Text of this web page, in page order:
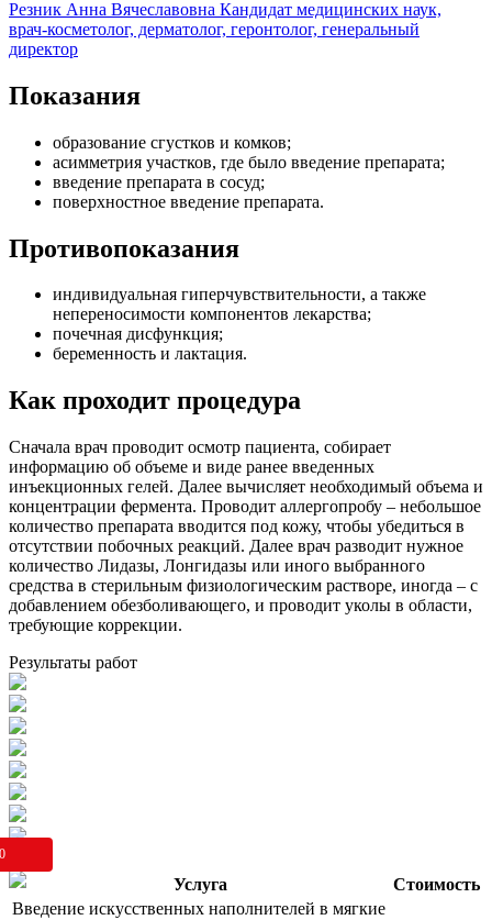
Резник Анна Вячеславовна Кандидат медицинских наук,
врач-косметолог, дерматолог, геронтолог, генеральный
директор
Показания
образование сгустков и комков;
асимметрия участков, где было введение препарата;
введение препарата в сосуд;
поверхностное введение препарата.
Противопоказания
индивидуальная гиперчувствительности, а также
непереносимости компонентов лекарства;
почечная дисфункция;
беременность и лактация.
Как проходит процедура
Сначала врач проводит осмотр пациента, собирает
информацию об объеме и виде ранее введенных
инъекционных гелей. Далее вычисляет необходимый объема и
концентрации фермента. Проводит аллергопробу – небольшое
количество препарата вводится под кожу, чтобы убедиться в
отсутствии побочных реакций. Далее врач разводит нужное
количество Лидазы, Лонгидазы или иного выбранного
средства в стерильным физиологическим растворе, иногда – с
добавлением обезболивающего, и проводит уколы в области,
требующие коррекции.
Результаты работ
Услуга
Стоимость
Введение искусственных наполнителей в мягкие